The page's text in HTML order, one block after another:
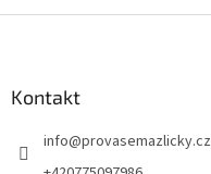
Kontakt
info@provasemazlicky.cz